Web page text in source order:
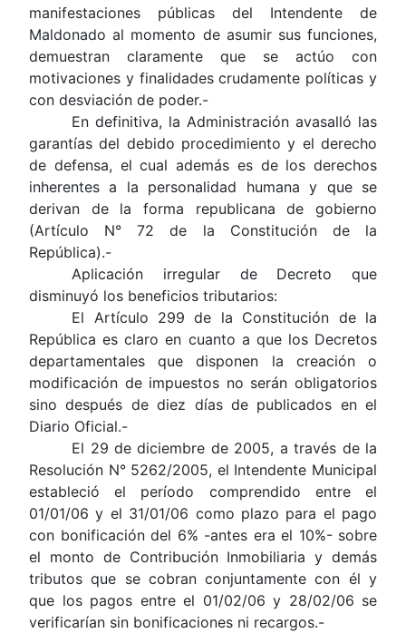
manifestaciones públicas del Intendente de
Maldonado al momento de asumir sus funciones,
demuestran claramente que se actúo con
motivaciones y finalidades crudamente políticas y
con desviación de poder.-
En definitiva, la Administración avasalló las
garantías del debido procedimiento y el derecho
de defensa, el cual además es de los derechos
inherentes a la personalidad humana y que se
derivan de la forma republicana de gobierno
(Artículo N° 72 de la Constitución de la
República).-
Aplicación irregular de Decreto que
disminuyó los beneficios tributarios:
El Artículo 299 de la Constitución de la
República es claro en cuanto a que los Decretos
departamentales que disponen la creación o
modificación de impuestos no serán obligatorios
sino después de diez días de publicados en el
Diario Oficial.-
El 29 de diciembre de 2005, a través de la
Resolución N° 5262/2005, el Intendente Municipal
estableció el período comprendido entre el
01/01/06 y el 31/01/06 como plazo para el pago
con bonificación del 6% -antes era el 10%- sobre
el monto de Contribución Inmobiliaria y demás
tributos que se cobran conjuntamente con él y
que los pagos entre el 01/02/06 y 28/02/06 se
verificarían sin bonificaciones ni recargos.-